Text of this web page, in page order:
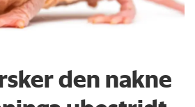
den nakne